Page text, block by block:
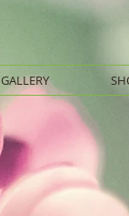
GALLERY